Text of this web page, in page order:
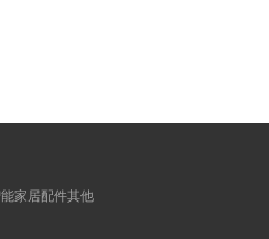
家居配件其他